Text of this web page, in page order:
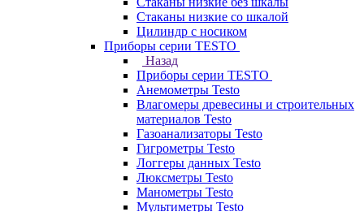
Стаканы низкие со шкалой
Цилиндр с носиком
Приборы серии TESTO
Назад
Приборы серии TESTO
Анемометры Testo
Влагомеры древесины и строительных
материалов Testo
Газоанализаторы Testo
Гигрометры Testo
Логгеры данных Testo
Люксметры Testo
Манометры Testo
Мультиметры Testo